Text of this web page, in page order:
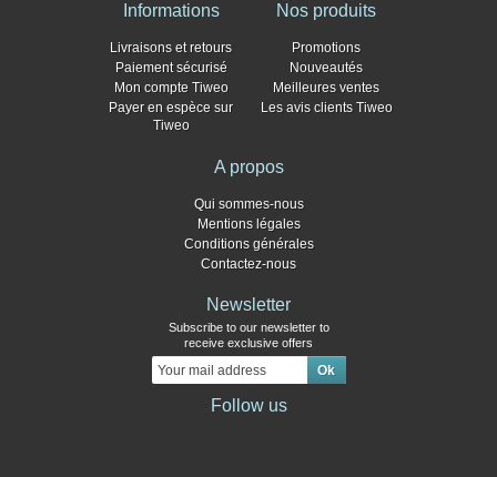
Informations
Livraisons et retours
Paiement sécurisé
Mon compte Tiweo
Payer en espèce sur
Tiweo
Nos produits
Promotions
Nouveautés
Meilleures ventes
Les avis clients Tiweo
A propos
Qui sommes-nous
Mentions légales
Conditions générales
Contactez-nous
Newsletter
Subscribe to our newsletter to
receive exclusive offers
Follow us